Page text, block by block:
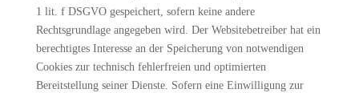
1 lit. f DSGVO gespeichert, sofern keine andere
Rechtsgrundlage angegeben wird. Der Websitebetreiber hat ein
berechtigtes Interesse an der Speicherung von notwendigen
Cookies zur technisch fehlerfreien und optimierten
Bereitstellung seiner Dienste. Sofern eine Einwilligung zur